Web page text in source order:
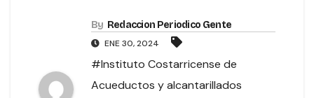
By Redaccion Periodico Gente
ENE 30, 2024
#Instituto Costarricense de
Acueductos y alcantarillados